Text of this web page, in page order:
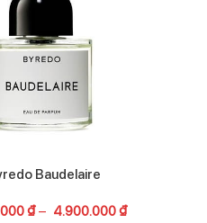
Baudelaire
₫– 4.900.000₫